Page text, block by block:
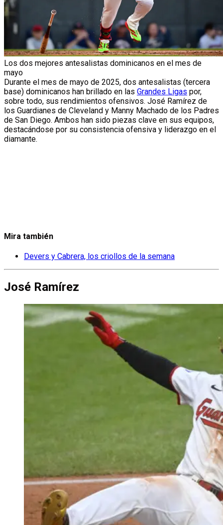
Los dos mejores antesalistas dominicanos en el mes de
mayo
Durante el mes de mayo de 2025, dos antesalistas (tercera
base) dominicanos han brillado en las Grandes Ligas por,
sobre todo, sus rendimientos ofensivos. José Ramírez de
los Guardianes de Cleveland y Manny Machado de los Padres
de San Diego. Ambos han sido piezas clave en sus equipos,
destacándose por su consistencia ofensiva y liderazgo en el
diamante.
Mira también
Devers y Cabrera, los criollos de la semana
José Ramírez